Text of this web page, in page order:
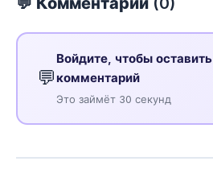
💬
Войдите, чтобы оставить
комментарий
Это займёт 30 секунд